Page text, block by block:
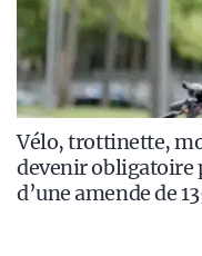
Vélo, trottinette,
devenir obligatoire
d’une amende de